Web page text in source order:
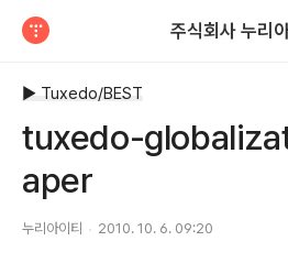
주식회사 누리
▶ Tuxedo/BEST
tuxedo-
aper
누리아이티 2010. 10. 6. 09:20